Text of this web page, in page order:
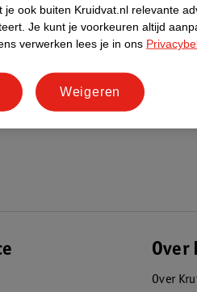
Over
Over
je ook buiten Kruidvat.nl relevante
Je kunt je voorkeuren altijd
verwerken lees je in ons
Weigeren